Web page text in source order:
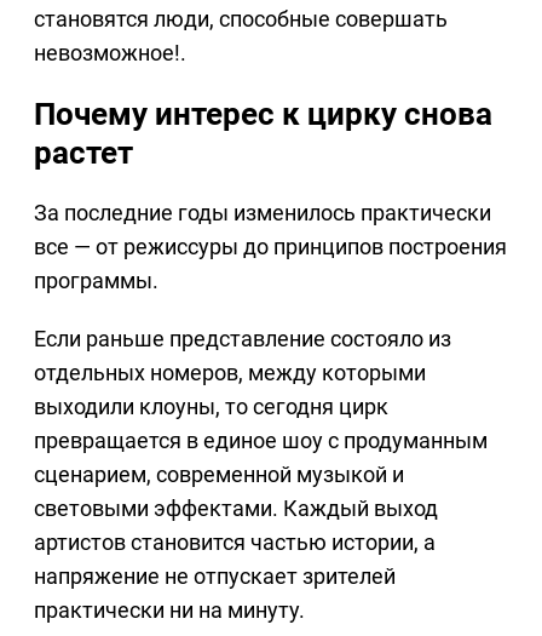
становятся люди, способные совершать
невозможное!.
Почему интерес к цирку снова
растет
За последние годы изменилось практически
все — от режиссуры до принципов построения
программы.
Если раньше представление состояло из
отдельных номеров, между которыми
выходили клоуны, то сегодня цирк
превращается в единое шоу с продуманным
сценарием, современной музыкой и
световыми эффектами. Каждый выход
артистов становится частью истории, а
напряжение не отпускает зрителей
практически ни на минуту.